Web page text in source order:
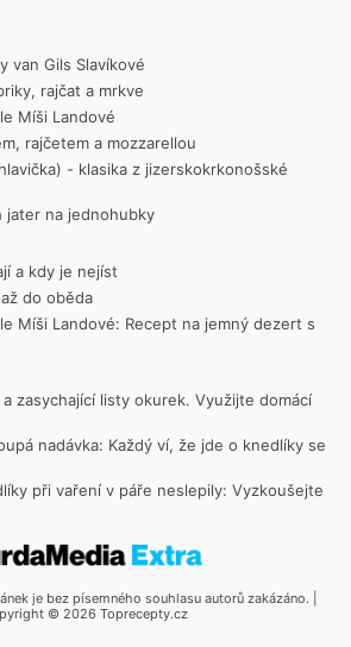
van Gils Slavíkové
rajčat a mrkve
Míši Landové
rajčetem a mozzarellou
- klasika z jizerskokrkonošské
jater na jednohubky
a kdy je nejíst
do oběda
Míši Landové: Recept na jemný dezert s
zasychající listy okurek. Využijte domácí
nadávka: Každý ví, že jde o knedlíky se
při vaření v páře neslepily: Vyzkoušejte
je bez písemného souhlasu autorů zakázáno. |
© 2026 Toprecepty.cz